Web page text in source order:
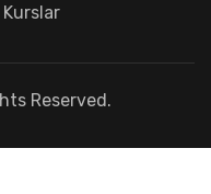
Kurslar
Reserved.